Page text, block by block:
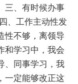
三、有时候办事
、工作主动性发
性不够，离领导
和学习中，我会
、同事学习，我
一定能够改正这